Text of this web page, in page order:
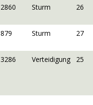
2860 Sturm 26
879 Sturm 27
3286 Verteidigung 25